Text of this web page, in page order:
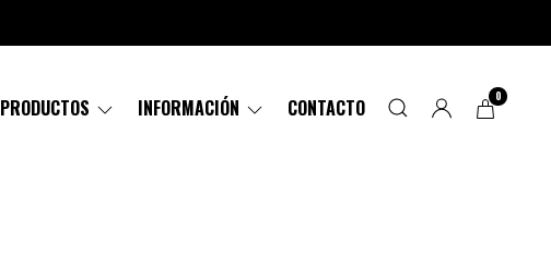
PRODUCTOS INFORMACIÓN CONTACTO 0